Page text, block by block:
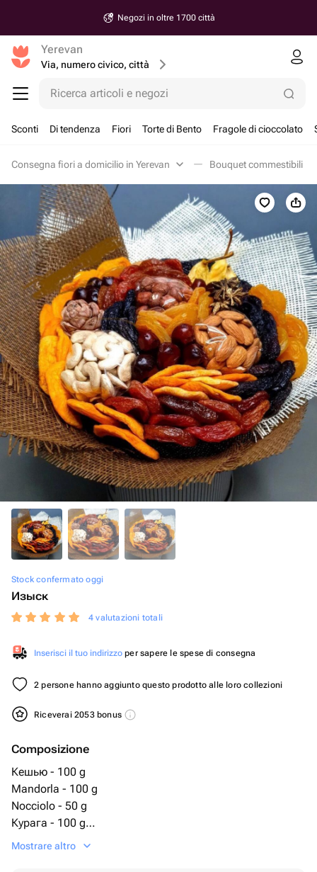
Negozi in oltre 1700 città
Yerevan
Via, numero civico, città
Ricerca articoli e negozi
Sconti Di tendenza Fiori Torte di Bento Fragole di cioccolato
Consegna fiori a domicilio in Yerevan Bouquet commestibili in
Stock confermato oggi
Изыск
4 valutazioni totali
Inserisci il tuo indirizzo per sapere le spese di consegna
2 persone hanno aggiunto questo prodotto alle loro collezioni
Riceverai 2053 bonus
Composizione
Кешью - 100 g
Mandorla - 100 g
Nocciolo - 50 g
Курага - 100 g
Чернослив - 100 g
Mostrare altro